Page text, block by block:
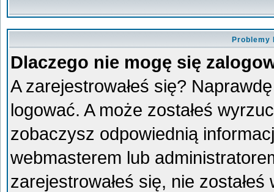
Problemy
Dlaczego nie mogę się
A zarejestrowałeś się?
logować. A może zostałeś
zobaczysz odpowiednią
webmasterem lub
zarejestrowałeś się, nie